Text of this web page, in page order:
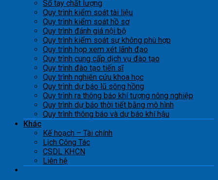
Sổ tay chất lượng
Quy trình kiểm soát tài liệu
Quy trình kiểm soát hồ sơ
Quy trình đánh giá nội bộ
Quy trình kiểm soát sự không phù hợp
Quy trình họp xem xét lãnh đạo
Quy trình cung cấp dịch vụ đào tạo
Quy trình đào tạo tiến sĩ
Quy trình nghiên cứu khoa học
Quy trình dự báo lũ sông hồng
Quy trình ra thông báo khí tượng nông nghiệp
Quy trình dự báo thời tiết bằng mô hình
Quy trình thông báo và dự báo khí hậu
Khác
Kế hoạch – Tài chính
Lịch Công Tác
CSDL KHCN
Liên hệ